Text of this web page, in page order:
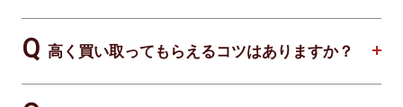
高く買い取ってもらえるコツはありますか？